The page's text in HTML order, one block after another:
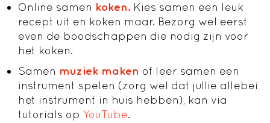
Online samen koken. Kies samen een leuk
recept uit en koken maar. Bezorg wel eerst
even de boodschappen die nodig zijn voor
het koken.
Samen muziek maken of leer samen een
instrument spelen (zorg wel dat jullie allebei
het instrument in huis hebben), kan via
tutorials op YouTube.